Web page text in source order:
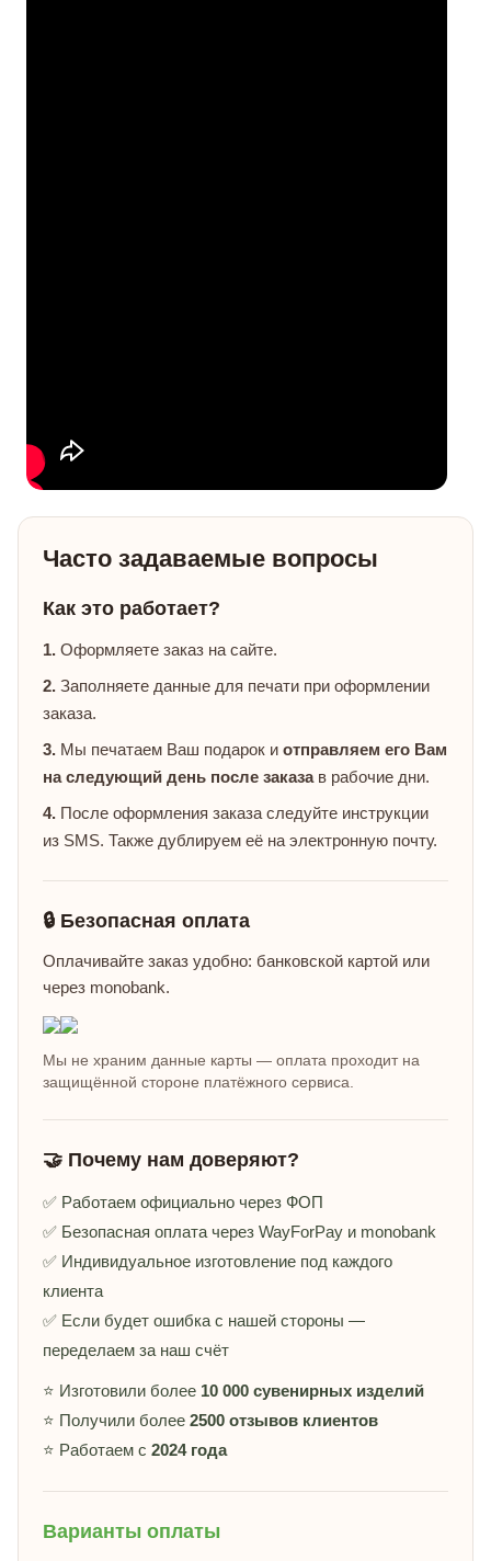
Часто задаваемые вопросы
Как это работает?
1. Оформляете заказ на сайте.
2. Заполняете данные для печати при оформлении
заказа.
3. Мы печатаем Ваш подарок и отправляем его Вам
на следующий день после заказав рабочие дни.
4. После оформления заказа следуйте инструкции
из SMS. Также дублируем её на электронную почту.
🔒 Безопасная оплата
Оплачивайте заказ удобно: банковской картой или
через monobank.
Мы не храним данные карты — оплата проходит на
защищённой стороне платёжного сервиса.
🤝 Почему нам доверяют?
✅ Работаем официально через ФОП
✅ Безопасная оплата через WayForPay и monobank
✅ Индивидуальное изготовление под каждого
клиента
✅ Если будет ошибка с нашей стороны —
переделаем за наш счёт
⭐ Изготовили более 10 000 сувенирных изделий
⭐ Получили более 2500 отзывов клиентов
⭐ Работаем с 2024 года
Варианты оплаты